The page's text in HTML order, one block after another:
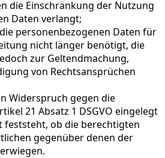
die Einschränkung der Nutzung
Daten verlangt;
personenbezogenen Daten für
nicht länger benötigt, die
zur Geltendmachung,
von Rechtsansprüchen
Widerspruch gegen die
21 Absatz 1 DSGVO eingelegt
feststeht, ob die berechtigten
gegenüber denen der